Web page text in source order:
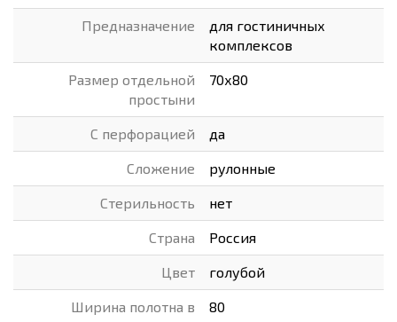
Предназначение
для гостиничных
комплексов
Размер отдельной
простыни
70х80
С перфорацией да
Сложение рулонные
Стерильность нет
Страна Россия
Цвет голубой
Ширина полотна в
80